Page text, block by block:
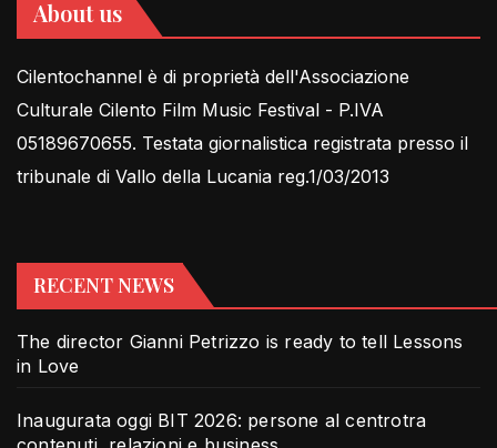
About us
Cilentochannel è di proprietà dell'Associazione
Culturale Cilento Film Music Festival - P.IVA
05189670655. Testata giornalistica registrata presso il
tribunale di Vallo della Lucania reg.1/03/2013
RECENT NEWS
The director Gianni Petrizzo is ready to tell Lessons
in Love
Inaugurata oggi BIT 2026: persone al centrotra